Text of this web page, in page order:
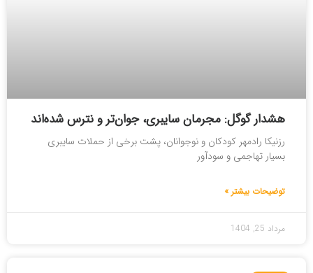
هشدار گوگل: مجرمان سایبری، جوان‌تر و نترس شده‌اند
رزنیکا رادمهر کودکان و نوجوانان، پشت برخی از حملات سایبری
بسیار تهاجمی و سودآور
توضیحات بیشتر »
مرداد 25, 1404